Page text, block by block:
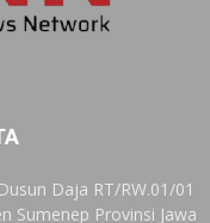
Daja RT/RW.01/01
Sumenep Provinsi Jawa